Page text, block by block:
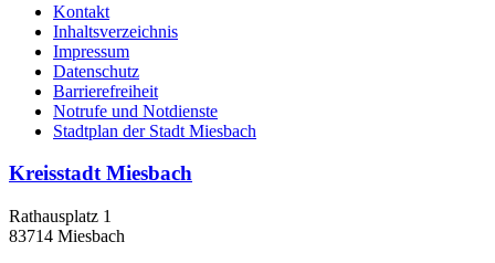
Kontakt
Inhaltsverzeichnis
Impressum
Datenschutz
Barrierefreiheit
Notrufe und Notdienste
Stadtplan der Stadt Miesbach
Kreisstadt Miesbach
Rathausplatz 1
83714 Miesbach